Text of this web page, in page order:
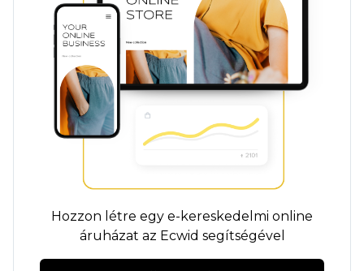
Hozzon létre egy e-kereskedelmi online
áruházat az Ecwid segítségével